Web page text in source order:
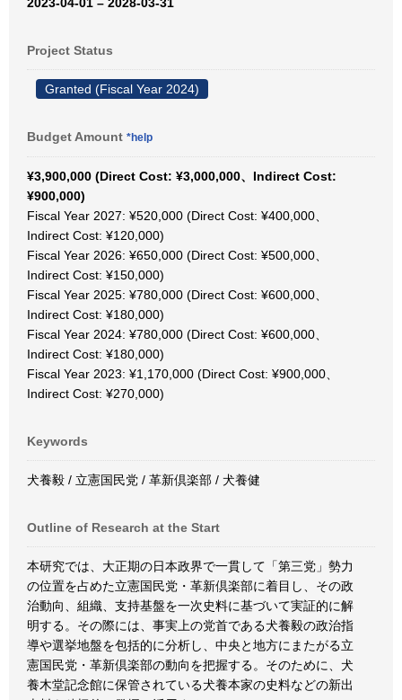
Project Status
Granted (Fiscal Year 2024)
Budget Amount *help
¥3,900,000 (Direct Cost: ¥3,000,000、Indirect Cost:
¥900,000)
Fiscal Year 2027: ¥520,000 (Direct Cost: ¥400,000、
Indirect Cost: ¥120,000)
Fiscal Year 2026: ¥650,000 (Direct Cost: ¥500,000、
Indirect Cost: ¥150,000)
Fiscal Year 2025: ¥780,000 (Direct Cost: ¥600,000、
Indirect Cost: ¥180,000)
Fiscal Year 2024: ¥780,000 (Direct Cost: ¥600,000、
Indirect Cost: ¥180,000)
Fiscal Year 2023: ¥1,170,000 (Direct Cost: ¥900,000、
Indirect Cost: ¥270,000)
Keywords
犬養毅 / 立憲国民党 / 革新倶楽部 / 犬養健
Outline of Research at the Start
本研究では、大正期の日本政界で一貫して「第三党」勢力
の位置を占めた立憲国民党・革新倶楽部に着目し、その政
治動向、組織、支持基盤を一次史料に基づいて実証的に解
明する。その際には、事実上の党首である犬養毅の政治指
導や選挙地盤を包括的に分析し、中央と地方にまたがる立
憲国民党・革新倶楽部の動向を把握する。そのために、犬
養木堂記念館に保管されている犬養本家の史料などの新出